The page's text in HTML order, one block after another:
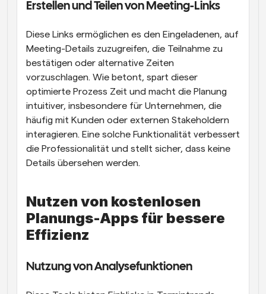
Erstellen und Teilen von Meeting-Links
Diese Links ermöglichen es den Eingeladenen, auf
Meeting-Details zuzugreifen, die Teilnahme zu
bestätigen oder alternative Zeiten
vorzuschlagen. Wie betont, spart dieser
optimierte Prozess Zeit und macht die Planung
intuitiver, insbesondere für Unternehmen, die
häufig mit Kunden oder externen Stakeholdern
interagieren. Eine solche Funktionalität verbessert
die Professionalität und stellt sicher, dass keine
Details übersehen werden.
Nutzen von kostenlosen
Planungs-Apps für bessere
Effizienz
Nutzung von Analysefunktionen